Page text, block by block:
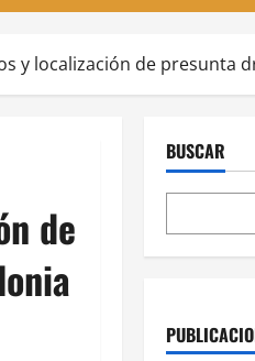
y localización de presunta
de
BUSCAR